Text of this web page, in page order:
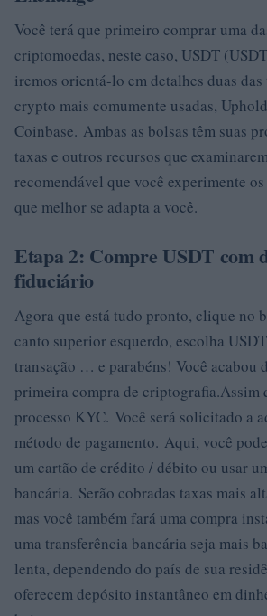
Você terá que primeiro comprar uma
criptomoedas, neste caso, USDT
iremos orientá-lo em detalhes duas
crypto mais comumente usadas,
Coinbase. Ambas as bolsas têm suas
taxas e outros recursos que
recomendável que você experimente
que melhor se adapta a você.
Etapa 2: Compre USDT com
fiduciário
Agora que está tudo pronto, clique no
canto superior esquerdo, escolha
transação … e parabéns! Você acabou
primeira compra de criptografia.Assim
processo KYC. Você será solicitado a
método de pagamento. Aqui, você
um cartão de crédito / débito ou usar
bancária. Serão cobradas taxas mais
mas você também fará uma compra
uma transferência bancária seja mais
lenta, dependendo do país de sua
oferecem depósito instantâneo em